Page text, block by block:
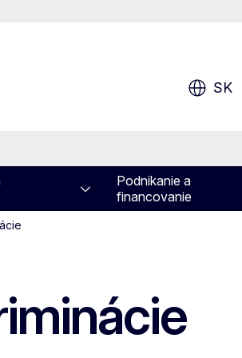
SK
Podnikanie a
financovanie